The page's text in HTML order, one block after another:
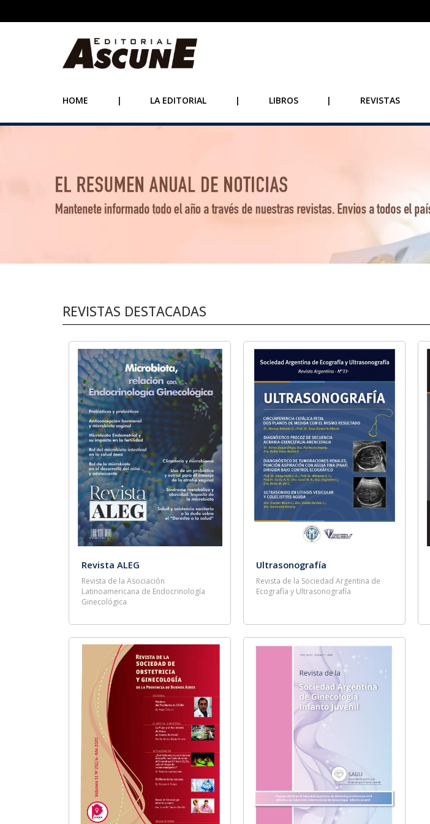
HOME | LA EDITORIAL | LIBROS | REVISTAS
REVISTAS DESTACADAS
Revista ALEG
Revista de la Asociación
Latinoamericana de Endocrinología
Ginecológica
Ultrasonografía
Revista de la Sociedad Argentina de
Ecografía y Ultrasonografía